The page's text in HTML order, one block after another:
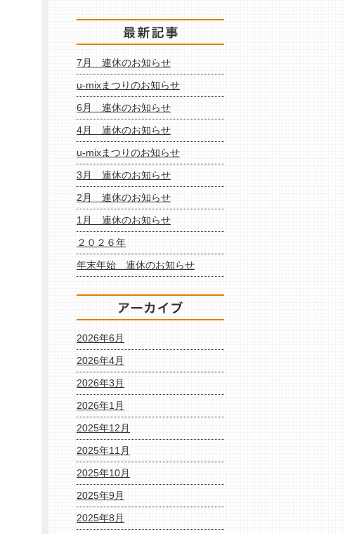
7月 連休のお知らせ
u-mixまつりのお知らせ
6月 連休のお知らせ
4月 連休のお知らせ
u-mixまつりのお知らせ
3月 連休のお知らせ
2月 連休のお知らせ
1月 連休のお知らせ
２０２６年
年末年始 連休のお知らせ
2026年6月
2026年4月
2026年3月
2026年1月
2025年12月
2025年11月
2025年10月
2025年9月
2025年8月